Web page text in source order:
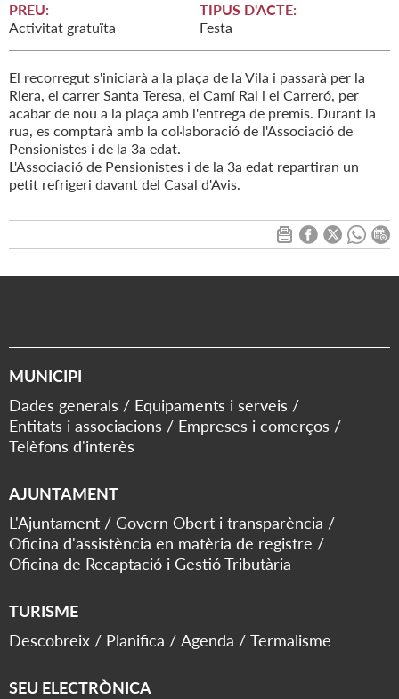
PREU:
Activitat gratuïta
TIPUS D'ACTE:
Festa
El recorregut s'iniciarà a la plaça de la Vila i passarà per la
Riera, el carrer Santa Teresa, el Camí Ral i el Carreró, per
acabar de nou a la plaça amb l'entrega de premis. Durant la
rua, es comptarà amb la col·laboració de l'Associació de
Pensionistes i de la 3a edat.
L'Associació de Pensionistes i de la 3a edat repartiran un
petit refrigeri davant del Casal d'Avis.
MUNICIPI
Dades generals
Equipaments i serveis
Entitats i associacions
Empreses i comerços
Telèfons d'interès
AJUNTAMENT
L'Ajuntament
Govern Obert i transparència
Oficina d'assistència en matèria de registre
Oficina de Recaptació i Gestió Tributària
TURISME
Descobreix
Planifica Agenda Termalisme
SEU ELECTRÒNICA